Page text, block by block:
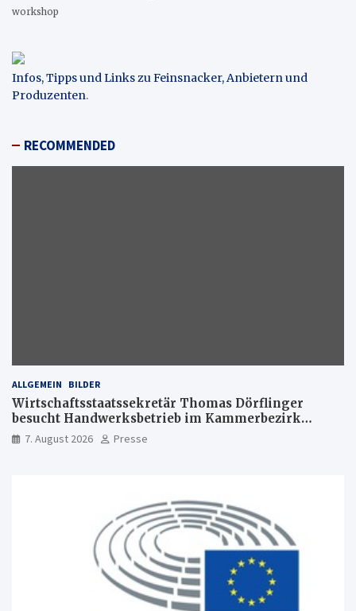
workshop
Infos, Tipps und Links zu Feinsnacker, Anbietern und
Produzenten.
RECOMMENDED
ALLGEMEIN BILDER
Wirtschaftsstaatssekretär Thomas Dörflinger
besucht Handwerksbetrieb im Kammerbezirk
Freiburg
7. August 2026 Presse